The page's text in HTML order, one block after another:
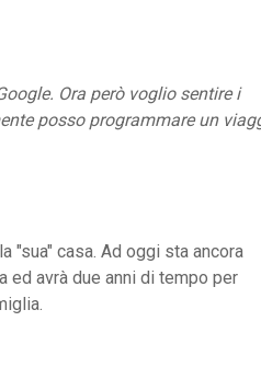
Ora però voglio sentire i
posso programmare un
"sua" casa. Ad oggi sta ancora
ed avrà due anni di tempo per